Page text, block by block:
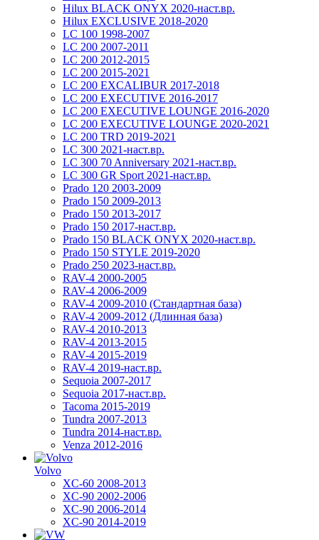
Hilux BLACK ONYX 2020-наст.вр.
Hilux EXCLUSIVE 2018-2020
LC 100 1998-2007
LC 200 2007-2011
LC 200 2012-2015
LC 200 2015-2021
LC 200 EXCALIBUR 2017-2018
LC 200 EXECUTIVE 2016-2017
LC 200 EXECUTIVE LOUNGE 2016-2020
LC 200 EXECUTIVE LOUNGE 2020-2021
LC 200 TRD 2019-2021
LC 300 2021-наст.вр.
LC 300 70 Anniversary 2021-наст.вр.
LC 300 GR Sport 2021-наст.вр.
Prado 120 2003-2009
Prado 150 2009-2013
Prado 150 2013-2017
Prado 150 2017-наст.вр.
Prado 150 BLACK ONYX 2020-наст.вр.
Prado 150 STYLE 2019-2020
Prado 250 2023-наст.вр.
RAV-4 2000-2005
RAV-4 2006-2009
RAV-4 2009-2010 (Стандартная база)
RAV-4 2009-2012 (Длинная база)
RAV-4 2010-2013
RAV-4 2013-2015
RAV-4 2015-2019
RAV-4 2019-наст.вр.
Sequoia 2007-2017
Sequoia 2017-наст.вр.
Tacoma 2015-2019
Tundra 2007-2013
Tundra 2014-наст.вр.
Venza 2012-2016
Volvo
XC-60 2008-2013
XC-90 2002-2006
XC-90 2006-2014
XC-90 2014-2019